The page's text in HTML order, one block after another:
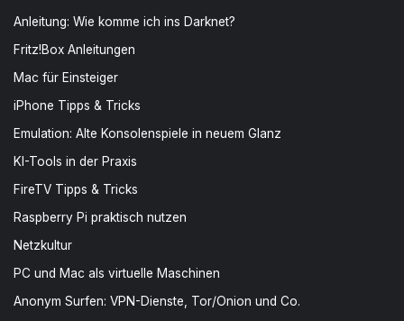
Anleitung: Wie komme ich ins Darknet?
Fritz!Box Anleitungen
Mac für Einsteiger
iPhone Tipps & Tricks
Emulation: Alte Konsolenspiele in neuem Glanz
KI-Tools in der Praxis
FireTV Tipps & Tricks
Raspberry Pi praktisch nutzen
Netzkultur
PC und Mac als virtuelle Maschinen
Anonym Surfen: VPN-Dienste, Tor/Onion und Co.